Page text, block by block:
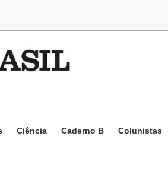
Ciência Caderno B Colunistas